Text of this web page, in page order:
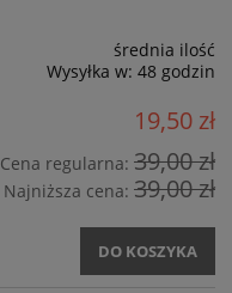
średnia ilość
Wysyłka w: 48 godzin
19,50 zł
Cena regularna: 39,00 zł
Najniższa cena: 39,00 zł
DO KOSZYKA